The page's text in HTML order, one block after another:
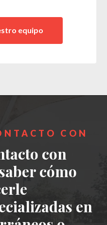
equipo
CON
con
cómo
en